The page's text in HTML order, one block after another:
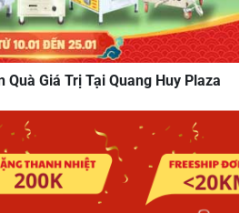
Quà Giá Trị Tại Quang Huy Plaza